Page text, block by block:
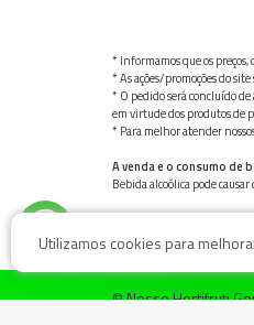
* Informamos que os preços,
* As ações/promoções do
* O pedido será concluído
em virtude dos produtos de
* Para melhor atender
A venda e o consumo de
Bebida alcoólica pode
© Nosso Hortifruti
Utilizamos cookies para